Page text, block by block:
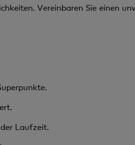
Vereinbaren Sie einen
Laufzeit.